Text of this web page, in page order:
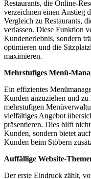
Restaurants, die Online-
verzeichnen einen Anstieg
Vergleich zu Restaurants,
verlassen. Diese Funktion
Kundenerlebnis, sondern
optimieren und die
maximieren.
Mehrstufiges Menü-
Ein effizientes
Kunden anzuziehen und zu
mehrstufigen
vielfältiges Angebot
präsentieren. Dies hilft
Kunden, sondern bietet
Kunden beim Stöbern
Auffällige Website-
Der erste Eindruck zählt,